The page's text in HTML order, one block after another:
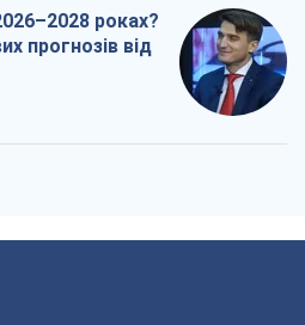
роках?
прогнозів від